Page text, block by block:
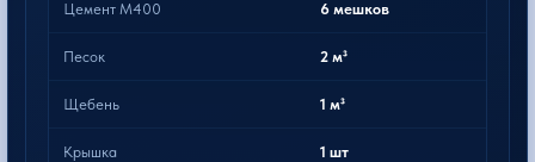
Цемент М400 6 мешков
Песок 2 м³
Щебень 1 м³
Крышка 1 шт